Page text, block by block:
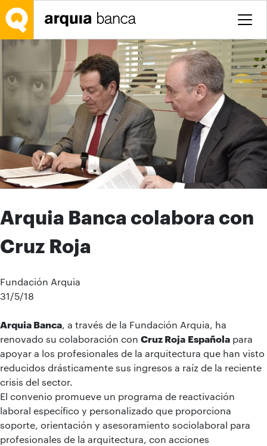
Saltar al contenido principal
Arquia Banca colabora con
Cruz Roja
Fundación Arquia
31/5/18
Arquia Banca , a través de la Fundación Arquia, ha
renovado su colaboración con Cruz Roja Española para
apoyar a los profesionales de la arquitectura que han visto
reducidos drásticamente sus ingresos a raíz de la reciente
crisis del sector.
El convenio promueve un programa de reactivación
laboral específico y personalizado que proporciona
soporte, orientación y asesoramiento sociolaboral para
profesionales de la arquitectura, con acciones